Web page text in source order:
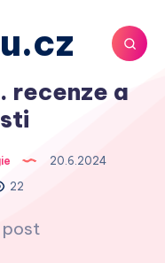
recenze a
20.6.2024
22
post